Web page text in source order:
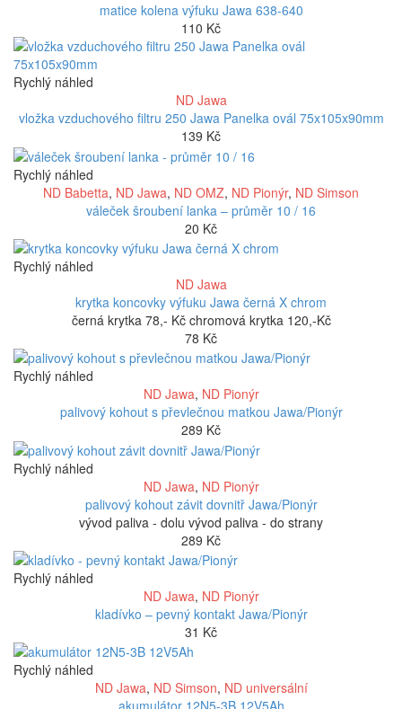
matice kolena výfuku Jawa 638-640
110 Kč
Rychlý náhled
ND Jawa
vložka vzduchového filtru 250 Jawa Panelka ovál 75x105x90mm
139 Kč
Rychlý náhled
ND Babetta, ND Jawa, ND OMZ, ND Pionýr, ND Simson
váleček šroubení lanka – průměr 10 / 16
20 Kč
Rychlý náhled
ND Jawa
krytka koncovky výfuku Jawa černá X chrom
černá krytka 78,- Kč chromová krytka 120,-Kč
78 Kč
Rychlý náhled
ND Jawa, ND Pionýr
palivový kohout s převlečnou matkou Jawa/Pionýr
289 Kč
Rychlý náhled
ND Jawa, ND Pionýr
palivový kohout závit dovnitř Jawa/Pionýr
vývod paliva - dolu vývod paliva - do strany
289 Kč
Rychlý náhled
ND Jawa, ND Pionýr
kladívko – pevný kontakt Jawa/Pionýr
31 Kč
Rychlý náhled
ND Jawa, ND Simson, ND universální